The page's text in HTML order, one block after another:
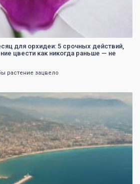
для орхидеи: 5 срочных действий,
цвести как никогда раньше — не
растение зацвело